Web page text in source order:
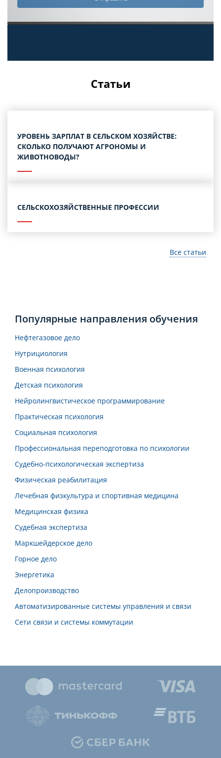
Статьи
УРОВЕНЬ ЗАРПЛАТ В СЕЛЬСКОМ ХОЗЯЙСТВЕ:
СКОЛЬКО ПОЛУЧАЮТ АГРОНОМЫ И
ЖИВОТНОВОДЫ?
СЕЛЬСКОХОЗЯЙСТВЕННЫЕ ПРОФЕССИИ
Все статьи
Популярные направления обучения
Нефтегазовое дело
Нутрициология
Военная психология
Детская психология
Нейролингвистическое программирование
Практическая психология
Социальная психология
Профессиональная переподготовка по психологии
Судебно-психологическая экспертиза
Физическая реабилитация
Лечебная физкультура и спортивная медицина
Медицинская физика
Судебная экспертиза
Маркшейдерское дело
Горное дело
Энергетика
Делопроизводство
Автоматизированные системы управления и связи
Сети связи и системы коммутации